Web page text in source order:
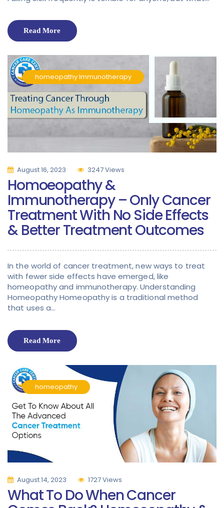
Read More
homeopathyImmunotherapy
August 16, 2023 3247 Views
Homoeopathy &
Immunotherapy – Only Cancer
Treatment With No Side Effects
& Better Treatment Outcomes
In the world of cancer treatment, new ways to treat
with fewer side effects have emerged, like
homeopathy and immunotherapy. Understanding
Homeopathy Homeopathy is a traditional method
that uses a…
Read More
homeopathy
August 14, 2023 1727 Views
What To Do When Cancer